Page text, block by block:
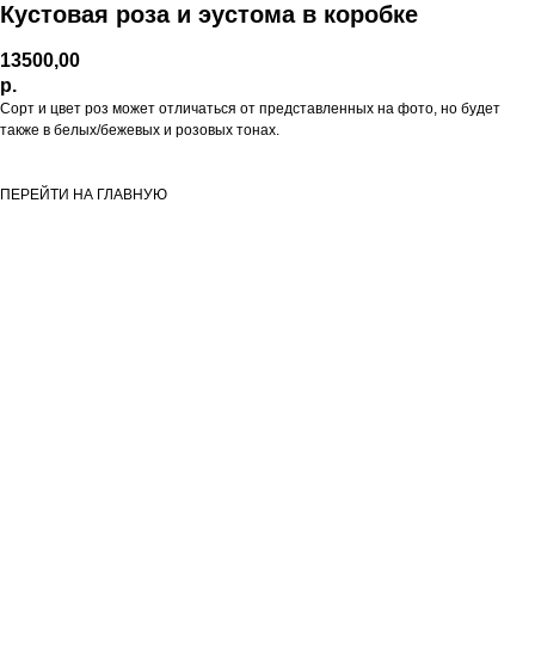
Кустовая роза и эустома в коробке
13500,00
р.
Сорт и цвет роз может отличаться от представленных на фото, но будет
также в белых/бежевых и розовых тонах.
ПЕРЕЙТИ НА ГЛАВНУЮ